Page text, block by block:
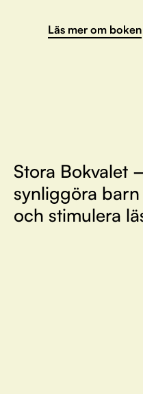
Läs mer om boken
Stora Bokvalet
synliggöra
och stimulera